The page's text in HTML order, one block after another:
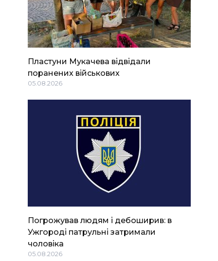
Пластуни Мукачева відвідали
поранених військових
05.08.2026
Погрожував людям і дебоширив: в
Ужгороді патрульні затримали
чоловіка
05.08.2026